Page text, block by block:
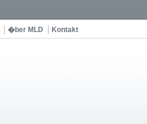
�ber MLD Kontakt